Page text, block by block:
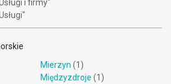
i firmy"
Mierzyn (1)
Międzyzdroje (1)